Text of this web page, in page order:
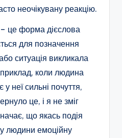
неочікувану реакцію.
це форма дієслова
для позначення
ситуація викликала
коли людина
неї сильні почуття,
це, і я не зміг
що якась подія
людини емоційну